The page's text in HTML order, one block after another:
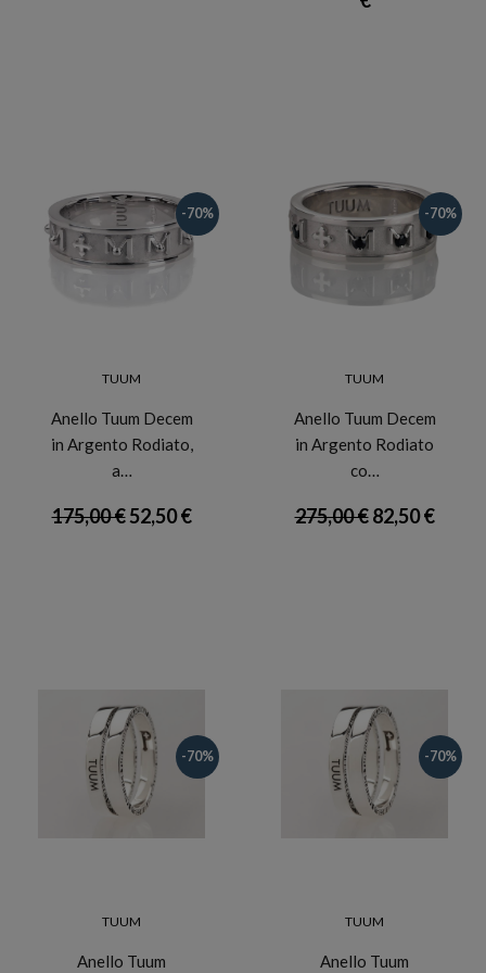
-70%
TUUM
Anello Tuum Decem
in Argento Rodiato,
a…
175,00 €52,50 €
-70%
TUUM
Anello Tuum Decem
in Argento Rodiato
co…
275,00 €82,50 €
-70%
TUUM
Anello Tuum
-70%
TUUM
Anello Tuum